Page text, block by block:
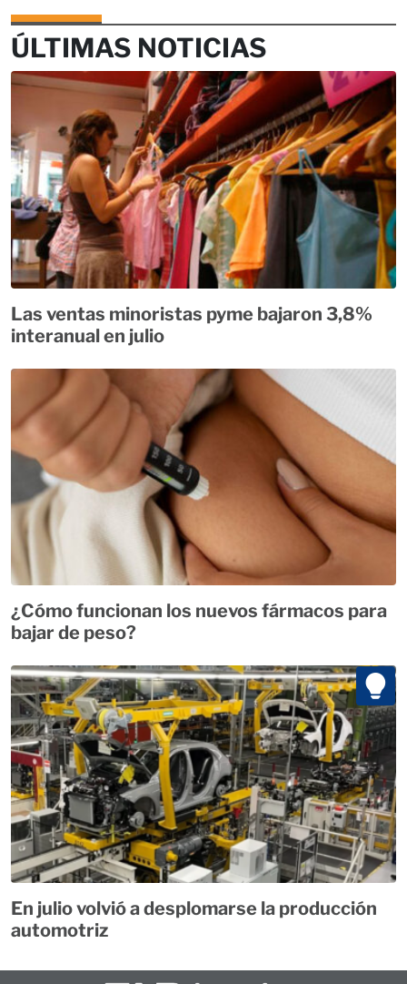
ÚLTIMAS NOTICIAS
Las ventas minoristas pyme bajaron 3,8%
interanual en julio
¿Cómo funcionan los nuevos fármacos para
bajar de peso?
En julio volvió a desplomarse la producción
automotriz